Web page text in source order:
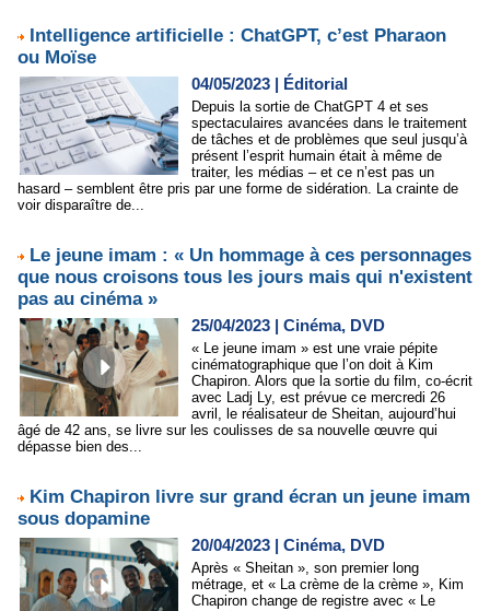
Intelligence artificielle : ChatGPT, c’est Pharaon
ou Moïse
04/05/2023 | Éditorial
Depuis la sortie de ChatGPT 4 et ses
spectaculaires avancées dans le traitement
de tâches et de problèmes que seul jusqu’à
présent l’esprit humain était à même de
traiter, les médias – et ce n’est pas un
hasard – semblent être pris par une forme de sidération. La crainte de
voir disparaître de...
Le jeune imam : « Un hommage à ces personnages
que nous croisons tous les jours mais qui n'existent
pas au cinéma »
25/04/2023 | Cinéma, DVD
« Le jeune imam » est une vraie pépite
cinématographique que l’on doit à Kim
Chapiron. Alors que la sortie du film, co-écrit
avec Ladj Ly, est prévue ce mercredi 26
avril, le réalisateur de Sheitan, aujourd’hui
âgé de 42 ans, se livre sur les coulisses de sa nouvelle œuvre qui
dépasse bien des...
Kim Chapiron livre sur grand écran un jeune imam
sous dopamine
20/04/2023 | Cinéma, DVD
Après « Sheitan », son premier long
métrage, et « La crème de la crème », Kim
Chapiron change de registre avec « Le